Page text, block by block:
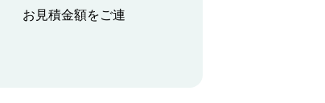
お見積金額をご連